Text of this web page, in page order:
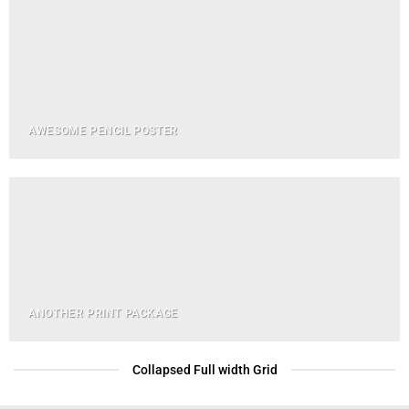
AWESOME PENCIL POSTER
ANOTHER PRINT PACKAGE
Collapsed Full width Grid